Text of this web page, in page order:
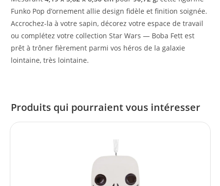
Funko Pop d’ornement allie design fidèle et finition soignée.
Accrochez-la à votre sapin, décorez votre espace de travail
ou complétez votre collection Star Wars — Boba Fett est
prêt à trôner fièrement parmi vos héros de la galaxie
lointaine, très lointaine.
Produits qui pourraient vous intéresser